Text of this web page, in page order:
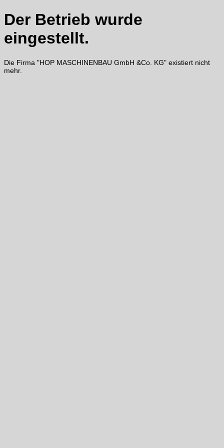
Der Betrieb wurde
eingestellt.
Die Firma "HOP MASCHINENBAU GmbH &Co. KG" existiert nicht
mehr.